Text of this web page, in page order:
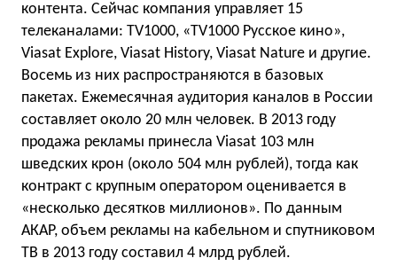
контента. Сейчас компания управляет 15
телеканалами: TV1000, «TV1000 Русское кино»,
Viasat Explore, Viasat History, Viasat Nature и другие.
Восемь из них распространяются в базовых
пакетах. Ежемесячная аудитория каналов в России
составляет около 20 млн человек. В 2013 году
продажа рекламы принесла Viasat 103 млн
шведских крон (около 504 млн рублей), тогда как
контракт с крупным оператором оценивается в
«несколько десятков миллионов». По данным
АКАР, объем рекламы на кабельном и спутниковом
ТВ в 2013 году составил 4 млрд рублей.